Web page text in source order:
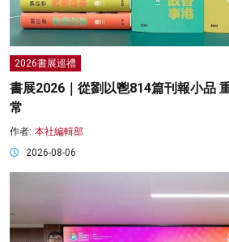
2026書展巡禮
書展2026｜從劉以鬯814篇刊報小品
常
作者: 本社編輯部
2026-08-06